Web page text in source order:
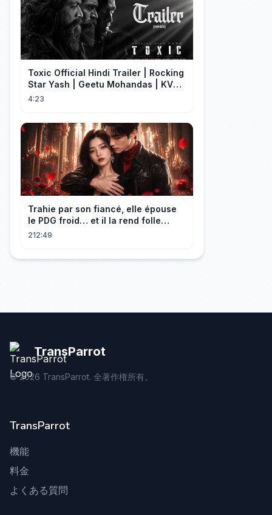
Toxic Official Hindi Trailer | Rocking
Star Yash | Geetu Mohandas | KVN |
Monster Mind Creations
4:23
Trahie par son fiancé, elle épouse
le PDG froid… et il la rend folle
d'amour !
212:49
TransParrot
©2026 TransParrot. 全著作権所有。
TransParrot
機能
料金
よくある質問